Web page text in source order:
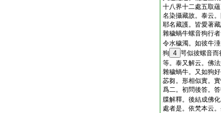
十八界十二處五取
名染攝藏故。泰云
耶名藏護。皆愛著
雜穢蝸牛螺音狗行
令水穢濁。如彼牛
狗 4 咢似彼螺音而
等。泰又解云。佛
雜穢蝸牛。又如狗
苾芻。形相似實。
爲二。初問後答。
牒解釋。後結成佛
處者是。依梵本云